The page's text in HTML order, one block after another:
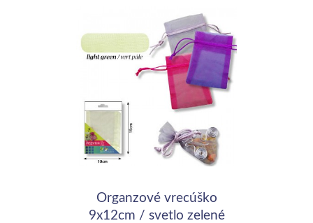
Organzové vrecúško
9x12cm / svetlo zelené